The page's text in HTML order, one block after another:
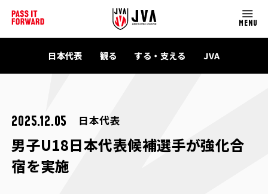
MENU
日本代表 観る する・支える JVA
2025.12.05 日本代表
男子U18日本代表候補選手が強化合
宿を実施